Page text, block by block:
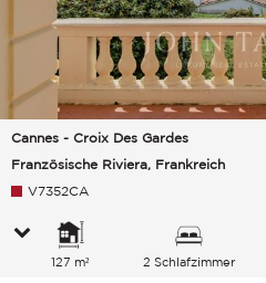
Cannes - Croix Des Gardes
Französische Riviera, Frankreich
V7352CA
127 m² 2 Schlafzimmer